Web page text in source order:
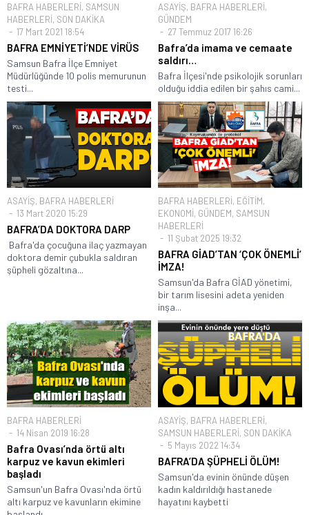
BAFRA HABERLERİ, SAMSUN
HABERLERİ, SON DAKİKA
17 Mart 2021 18:54
BAFRA EMNİYETİ’NDE VİRÜS
Samsun Bafra İlçe Emniyet
Müdürlüğünde 10 polis memurunun
testi...
ASAYİŞ, BAFRA HABERLERİ,
GÜNDEM
27 Temmuz 2017 16:26
Bafra’da imama ve cemaate
saldırı…
Bafra İlçesi'nde psikolojik sorunları
olduğu iddia edilen bir şahıs cami...
ASAYİŞ, BAFRA HABERLERİ
13 Mart 2020 15:29
BAFRA’DA DOKTORA DARP
Bafra'da çocuğuna ilaç yazmayan
doktora demir çubukla saldıran
şüpheli gözaltına...
BAFRA HABERLERİ, EĞİTİM,
EKONOMİ, GÜNDEM, SAMSUN
HABERLERİ
11 Şubat 2025 19:32
BAFRA GİAD’TAN ‘ÇOK ÖNEMLİ’
İMZA!
Samsun'da Bafra GİAD yönetimi,
bir tarım lisesini adeta yeniden
inşa...
BAFRA HABERLERİ
14 Nisan 2019 16:28
Bafra Ovası’nda örtü altı
karpuz ve kavun ekimleri
başladı
Samsun'un Bafra Ovası'nda örtü
altı karpuz ve kavunların ekimine
ASAYİŞ, BAFRA HABERLERİ,
SAMSUN HABERLERİ, SON DAKİKA
5 Mayıs 2022 14:34
BAFRA’DA ŞÜPHELİ ÖLÜM!
Samsun'da evinin önünde düşen
kadın kaldırıldığı hastanede
hayatını kaybetti